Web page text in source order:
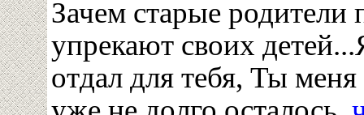
Зачем старые родители
упрекают своих
отдал для тебя, Ты